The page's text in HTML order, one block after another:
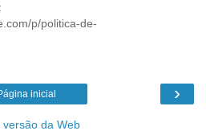
p/politica-de-
›
inicial
versão da Web